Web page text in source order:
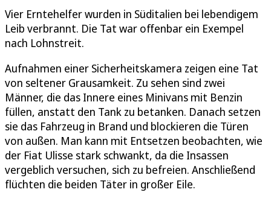
Vier Erntehelfer wurden in Süditalien bei lebendigem
Leib verbrannt. Die Tat war offenbar ein Exempel
nach Lohnstreit.
Aufnahmen einer Sicherheitskamera zeigen eine Tat
von seltener Grausamkeit. Zu sehen sind zwei
Männer, die das Innere eines Minivans mit Benzin
füllen, anstatt den Tank zu betanken. Danach setzen
sie das Fahrzeug in Brand und blockieren die Türen
von außen. Man kann mit Entsetzen beobachten, wie
der Fiat Ulisse stark schwankt, da die Insassen
vergeblich versuchen, sich zu befreien. Anschließend
flüchten die beiden Täter in großer Eile.